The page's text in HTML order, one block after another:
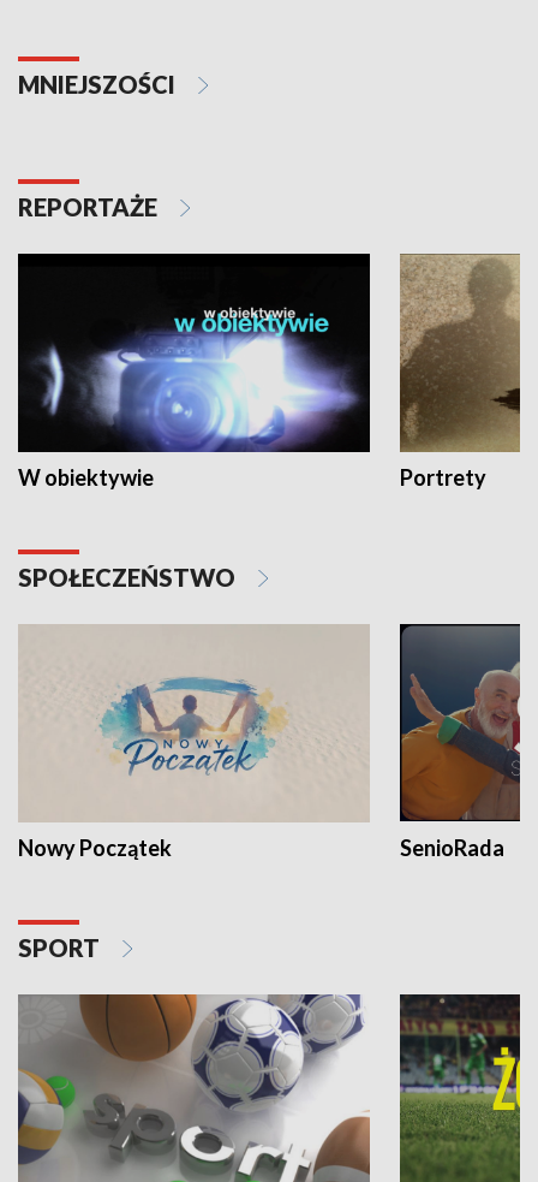
MNIEJSZOŚCI
REPORTAŻE
W obiektywie Portrety
SPOŁECZEŃSTWO
Nowy Początek SenioRada
SPORT